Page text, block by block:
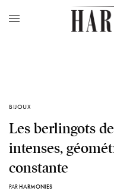
BIJOUX
Les berlingots
intenses,
constante
PARHARMONIES